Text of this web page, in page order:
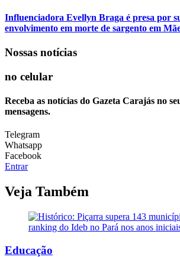
Influenciadora Evellyn Braga é presa por
envolvimento em morte de sargento em
Nossas notícias
no celular
Receba as notícias do Gazeta Carajás no
mensagens.
Telegram
Whatsapp
Facebook
Entrar
Veja Também
Educação